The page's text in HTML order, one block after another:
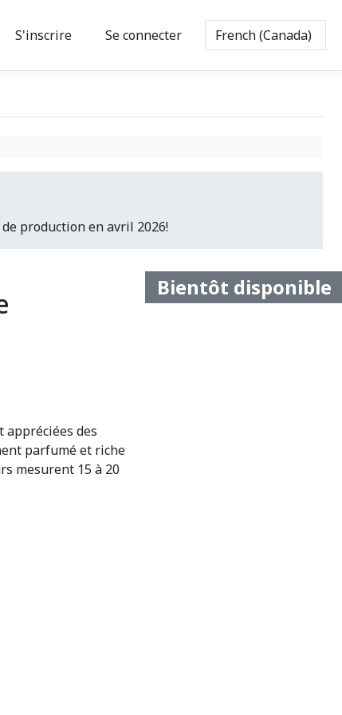
S'inscrire Se connecter
production en avril 2026!
appréciées des
parfumé et riche
mesurent 15 à 20
Bientôt disponible